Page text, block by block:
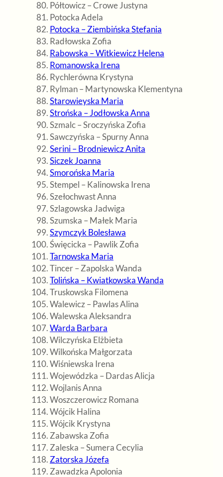
Półtowicz – Crowe Justyna
Potocka Adela
Potocka – Ziembińska Stefania
Radłowska Zofia
Rabowska – Witkiewicz Helena
Romanowska Irena
Rychlerówna Krystyna
Rylman – Martynowska Klementyna
Starowieyska Maria
Strońska – Jodłowska Anna
Szmalc – Sroczyńska Zofia
Sawczyńska – Spurny Anna
Serini – Brodniewicz Anita
Siczek Joanna
Smorońska Maria
Stempel – Kalinowska Irena
Szełochwast Anna
Szlagowska Jadwiga
Szumska – Małek Maria
Szymczyk Bolesława
Święcicka – Pawlik Zofia
Tarnowska Maria
Tincer – Zapolska Wanda
Tolińska – Kwiatkowska Wanda
Truskowska Filomena
Walewicz – Pawlas Alina
Walewska Aleksandra
Warda Barbara
Wilczyńska Elżbieta
Wilkońska Małgorzata
Wiśniewska Irena
Wojewódzka – Dardas Alicja
Wojlanis Anna
Woszczerowicz Romana
Wójcik Halina
Wójcik Krystyna
Zabawska Zofia
Zaleska – Sumera Cecylia
Zatorska Józefa
Zawadzka Apolonia